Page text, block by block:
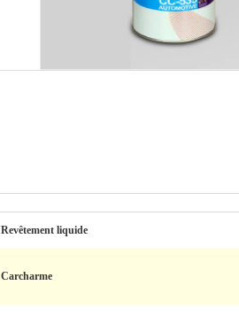
Revêtement liquide
Carcharme